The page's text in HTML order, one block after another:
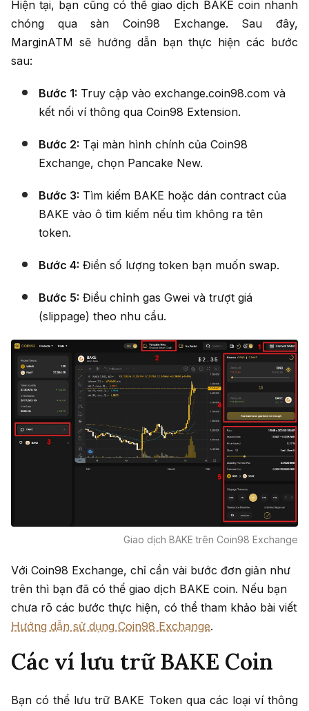
Hiện tại, bạn cũng có thể giao dịch BAKE coin nhanh
chóng qua sàn Coin98 Exchange. Sau đây,
MarginATM sẽ hướng dẫn bạn thực hiện các bước
sau:
Bước 1: Truy cập vào exchange.coin98.com và
kết nối ví thông qua Coin98 Extension.
Bước 2: Tại màn hình chính của Coin98
Exchange, chọn Pancake New.
Bước 3: Tìm kiếm BAKE hoặc dán contract của
BAKE vào ô tìm kiếm nếu tìm không ra tên
token.
Bước 4: Điền số lượng token bạn muốn swap.
Bước 5: Điều chỉnh gas Gwei và trượt giá
(slippage) theo nhu cầu.
Giao dịch BAKE trên Coin98 Exchange
Với Coin98 Exchange, chỉ cần vài bước đơn giản như
trên thì bạn đã có thể giao dịch BAKE coin. Nếu bạn
chưa rõ các bước thực hiện, có thể tham khảo bài viết
Hướng dẫn sử dụng Coin98 Exchange.
Các ví lưu trữ BAKE Coin
Bạn có thể lưu trữ BAKE Token qua các loại ví thông